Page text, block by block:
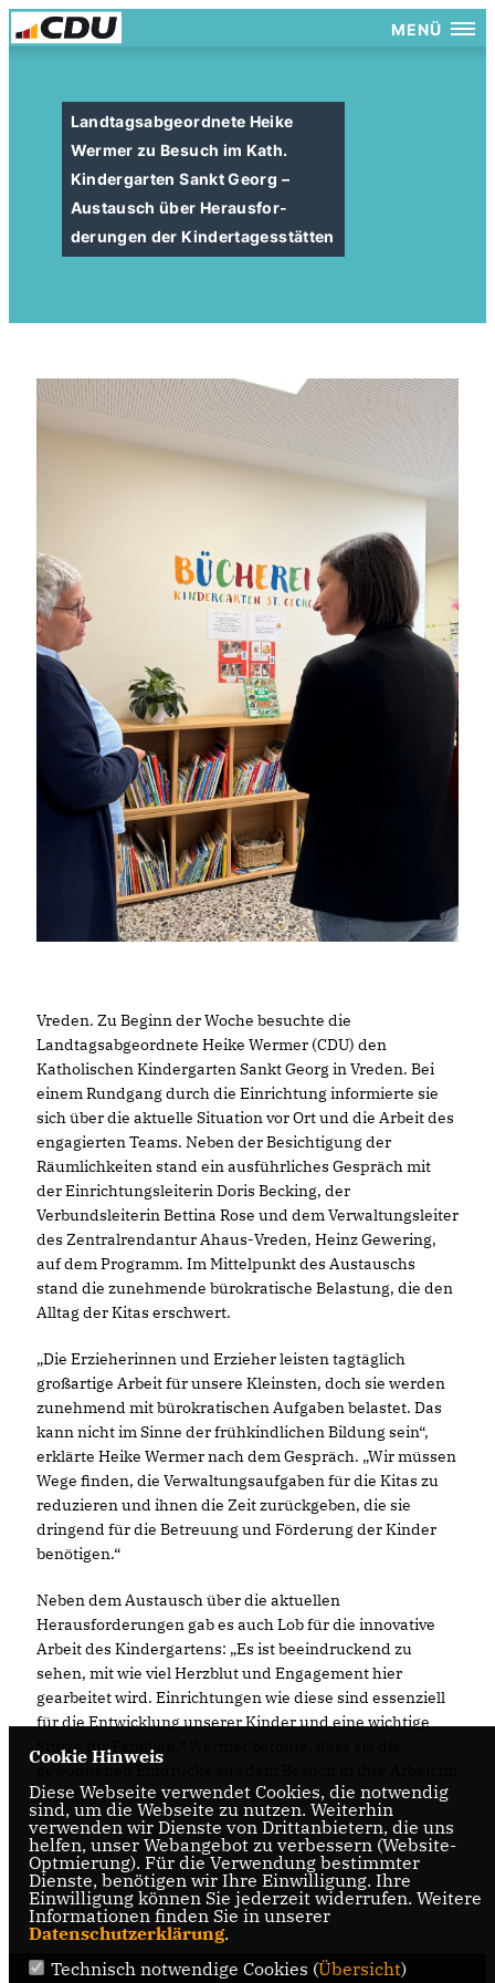
MENÜ
Landtagsabgeordnete Heike
Wermer zu Besuch im Kath.
Kindergarten Sankt Georg –
Austausch über Herausfor-
derungen der Kindertagesstätten
Vreden. Zu Beginn der Woche besuchte die
Landtagsabgeordnete Heike Wermer (CDU) den
Katholischen Kindergarten Sankt Georg in Vreden. Bei
einem Rundgang durch die Einrichtung informierte sie
sich über die aktuelle Situation vor Ort und die Arbeit des
engagierten Teams. Neben der Besichtigung der
Räumlichkeiten stand ein ausführliches Gespräch mit
der Einrichtungsleiterin Doris Becking, der
Verbundsleiterin Bettina Rose und dem Verwaltungsleiter
des Zentralrendantur Ahaus-Vreden, Heinz Gewering,
auf dem Programm. Im Mittelpunkt des Austauschs
stand die zunehmende bürokratische Belastung, die den
Alltag der Kitas erschwert.
Die Erzieherinnen und Erzieher leisten tagtäglich
großartige Arbeit für unsere Kleinsten, doch sie werden
zunehmend mit bürokratischen Aufgaben belastet. Das
kann nicht im Sinne der frühkindlichen Bildung sein“,
erklärte Heike Wermer nach dem Gespräch. „Wir müssen
Wege finden, die Verwaltungsaufgaben für die Kitas zu
reduzieren und ihnen die Zeit zurückgeben, die sie
dringend für die Betreuung und Förderung der Kinder
benötigen.“
Neben dem Austausch über die aktuellen
Herausforderungen gab es auch Lob für die innovative
Arbeit des Kindergartens: „Es ist beeindruckend zu
sehen, mit wie viel Herzblut und Engagement hier
gearbeitet wird. Einrichtungen wie diese sind essenziell
für die Entwicklung unserer Kinder und eine wichtige
Stütze für Familien.“ Wermer betonte, dass sie die
Landtag einfließen lassen werde.
08.10.2024, 15:00 Uhr
Cookie Hinweis
Diese Webseite verwendet Cookies, die notwendig
sind, um die Webseite zu nutzen. Weiterhin
verwenden wir Dienste von Drittanbietern, die uns
helfen, unser Webangebot zu verbessern (Website-
Optmierung). Für die Verwendung bestimmter
Dienste, benötigen wir Ihre Einwilligung. Ihre
Einwilligung können Sie jederzeit widerrufen. Weitere
Informationen finden Sie in unserer
Datenschutzerklärung.
Technisch notwendige Cookies (Übersicht)